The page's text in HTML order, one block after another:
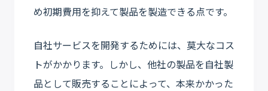
め初期費用を抑えて製品を製造できる点です。
自社サービスを開発するためには、莫大なコス
トがかかります。しかし、他社の製品を自社製
品として販売することによって、本来かかった